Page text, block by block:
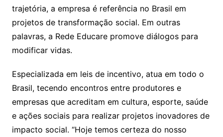
trajetória, a empresa é referência no Brasil em
projetos de transformação social. Em outras
palavras, a Rede Educare promove diálogos para
modificar vidas.
Especializada em leis de incentivo, atua em todo o
Brasil, tecendo encontros entre produtores e
empresas que acreditam em cultura, esporte, saúde
e ações sociais para realizar projetos inovadores de
impacto social. “Hoje temos certeza do nosso